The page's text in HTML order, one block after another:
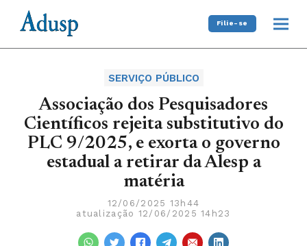
Filie-se
SERVIÇO PÚBLICO
Associação dos Pesquisadores
Científicos rejeita substitutivo do
PLC 9/2025, e exorta o governo
estadual a retirar da Alesp a
matéria
12/06/2025 13h44
atualização 12/06/2025 14h23